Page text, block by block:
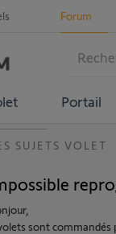
Forum
Portail
SUJETS VOLET
sont commandés